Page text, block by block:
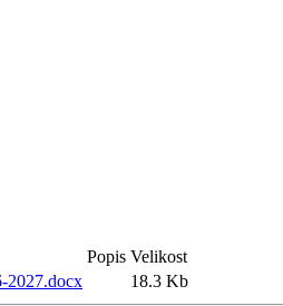
Popis Velikost
2027.docx
18.3 Kb